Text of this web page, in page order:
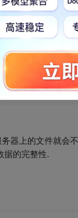
发到动态
器上的文件就会
据的完整性.